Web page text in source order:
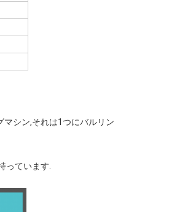
マシン,それは1つにバルリン
っています.